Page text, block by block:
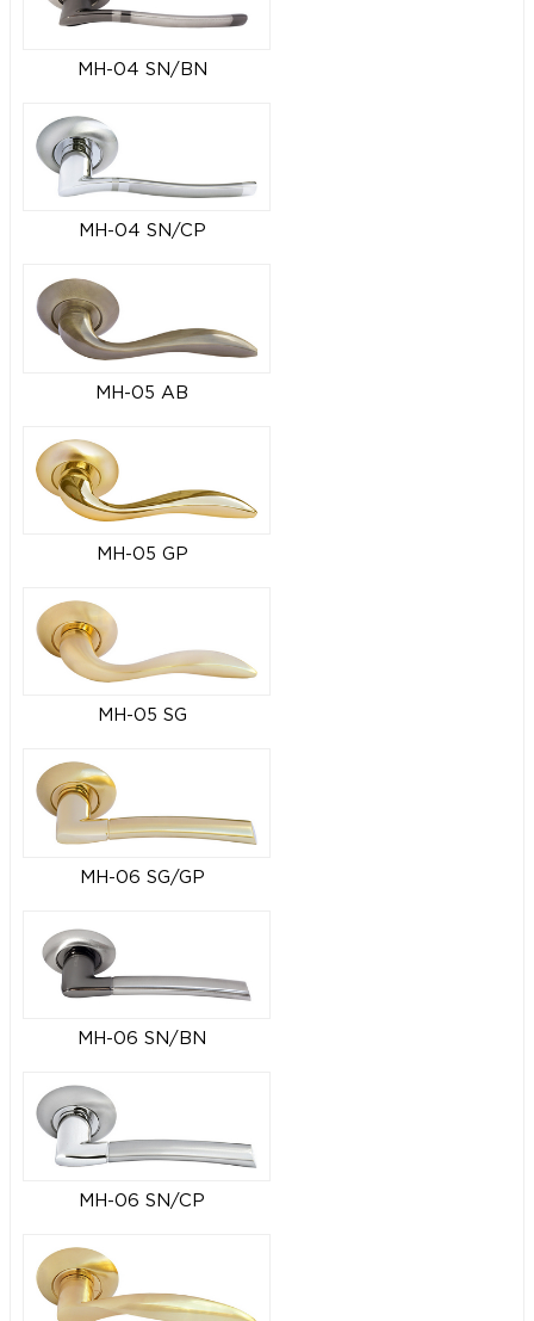
MH-04 SN/BN
MH-04 SN/CP
MH-05 AB
MH-05 GP
MH-05 SG
MH-06 SG/GP
MH-06 SN/BN
MH-06 SN/CP